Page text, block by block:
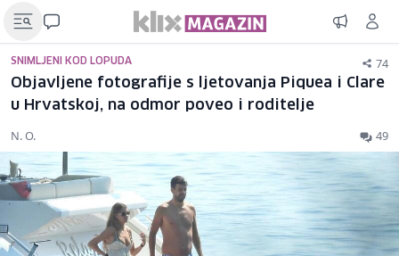
SNIMLJENI KOD LOPUDA 74
Objavljene fotografije s ljetovanja Piquea i Clare
u Hrvatskoj, na odmor poveo i roditelje
N. O. 49